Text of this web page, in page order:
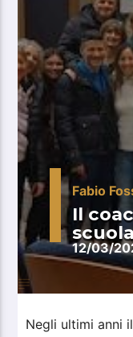
Fabio
12/03/
Il
Negli ultimi anni